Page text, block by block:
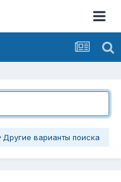
Другие варианты поиска